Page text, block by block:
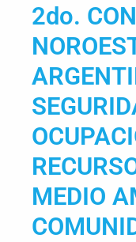
2do.
MEDIO